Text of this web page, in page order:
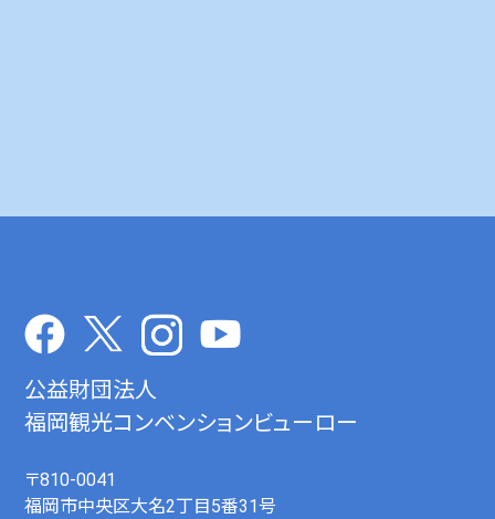
公益財団法人
福岡観光コンベンションビューロー
〒810-0041
福岡市中央区大名2丁目5番31号